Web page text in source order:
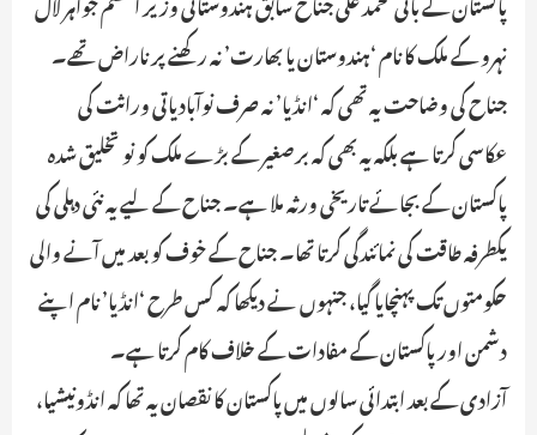
نہرو کے ملک کا نام ‘ہندوستان یا بھارت’ نہ رکھنے پر ناراض تھے۔
جناح کی وضاحت یہ تھی کہ ‘انڈیا’ نہ صرف نوآبادیاتی وراثت کی
عکاسی کرتا ہے بلکہ یہ بھی کہ برصغیر کے بڑے ملک کو نو تخلیق شدہ
پاکستان کے بجائے تاریخی ورثہ ملا ہے۔ جناح کے لیے یہ نئی دہلی کی
یکطرفہ طاقت کی نمائندگی کرتا تھا۔ جناح کے خوف کو بعد میں آنے والی
حکومتوں تک پہنچایا گیا، جنہوں نے دیکھا کہ کس طرح ‘انڈیا’ نام اپنے
دشمن اور پاکستان کے مفادات کے خلاف کام کرتا ہے۔
آزادی کے بعد ابتدائی سالوں میں پاکستان کا نقصان یہ تھا کہ انڈونیشیا،